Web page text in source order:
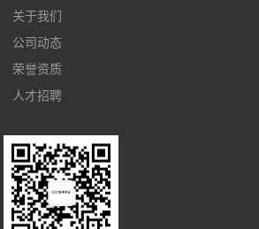
关于我们
公司动态
荣誉资质
人才招聘